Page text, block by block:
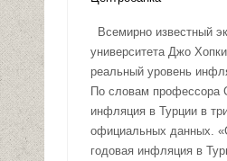
Всемирно известный
университета Джо
реальный уровень
По словам профессора
инфляция в Турции в
официальных данных.
годовая инфляция в